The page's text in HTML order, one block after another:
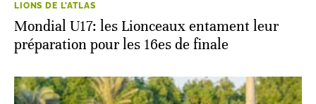
LIONS DE L'ATLAS
Mondial U17: les Lionceaux entament leur
préparation pour les 16es de finale